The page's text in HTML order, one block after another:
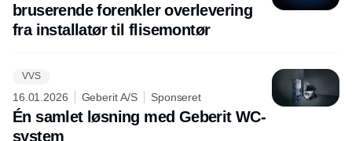
bruserende forenkler overlevering
fra installatør til flisemontør
VVS
16.01.2026 Geberit A/S Sponseret
Én samlet løsning med Geberit WC-
system